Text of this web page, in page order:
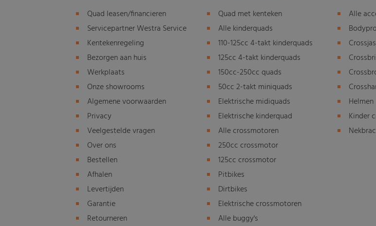
Quad leasen/financieren
Servicepartner Westra Service
Kentekenregeling
Bezorgen aan huis
Werkplaats
Onze showrooms
Algemene voorwaarden
Privacy
Veelgestelde vragen
Over ons
Bestellen
Afhalen
Levertijden
Garantie
Retourneren
Quad met kenteken
Alle kinderquads
110-125cc 4-takt kinderquads
125cc 4-takt kinderquads
150cc-250cc quads
50cc 2-takt miniquads
Elektrische midiquads
Elektrische kinderquad
Alle crossmotoren
250cc crossmotor
125cc crossmotor
Pitbikes
Dirtbikes
Elektrische crossmotoren
Alle buggy's
Alle
Helmen
Kinder